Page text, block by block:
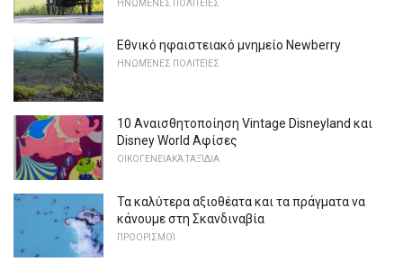
ΗΝΩΜΈΝΕΣ ΠΟΛΙΤΕΊΕΣ
Εθνικό ηφαιστειακό μνημείο Newberry
ΗΝΩΜΈΝΕΣ ΠΟΛΙΤΕΊΕΣ
10 Αναισθητοποίηση Vintage Disneyland και
Disney World Αφίσες
ΟΙΚΟΓΕΝΕΙΑΚΆ ΤΑΞΊΔΙΑ
Τα καλύτερα αξιοθέατα και τα πράγματα να
κάνουμε στη Σκανδιναβία
ΠΡΟΟΡΙΣΜΟΊ